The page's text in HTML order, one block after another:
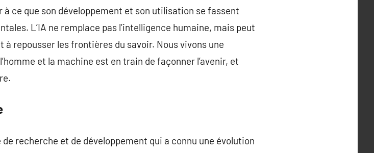
à ce que son développement et son utilisation se fassent
L’IA ne remplace pas l’intelligence humaine, mais peut
repousser les frontières du savoir. Nous vivons une
et la machine est en train de façonner l’avenir, et
recherche et de développement qui a connu une évolution